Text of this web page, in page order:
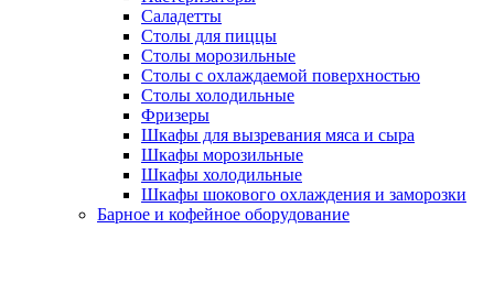
Саладетты
Столы для пиццы
Столы морозильные
Столы с охлаждаемой поверхностью
Столы холодильные
Фризеры
Шкафы для вызревания мяса и сыра
Шкафы морозильные
Шкафы холодильные
Шкафы шокового охлаждения и заморозки
Барное и кофейное оборудование